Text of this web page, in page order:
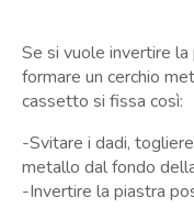
Se si vuole invertire
formare un cerchio
cassetto si fissa così:
-Svitare i dadi,
metallo dal fondo
-Invertire la piastra